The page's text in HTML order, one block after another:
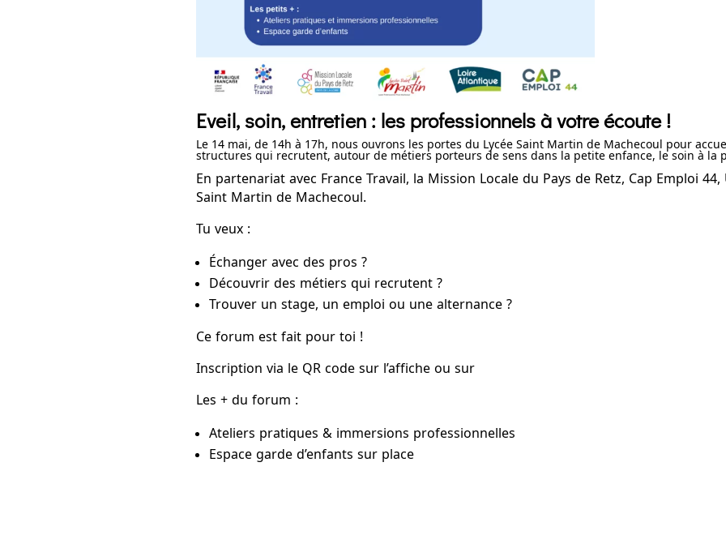
Eveil, soin, entretien : les professionnels à votre écoute !
Le 14 mai, de 14h à 17h, nous ouvrons les portes du Lycée Saint Martin de Machecoul pour
structures qui recrutent, autour de métiers porteurs de sens dans la petite enfance, le soin à la
En partenariat avec France Travail, la Mission Locale du Pays de Retz, Cap Emploi
Saint Martin de Machecoul.
Tu veux :
Échanger avec des pros ?
Découvrir des métiers qui recrutent ?
Trouver un stage, un emploi ou une alternance ?
Ce forum est fait pour toi !
Inscription via le QR code sur l’affiche ou sur
Les + du forum :
Ateliers pratiques & immersions professionnelles
Espace garde d’enfants sur place